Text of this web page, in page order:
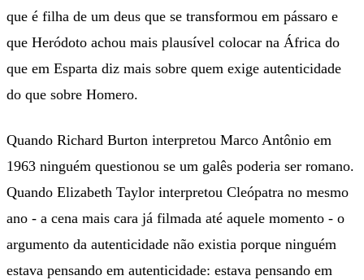
que é filha de um deus que se transformou em pássaro e
que Heródoto achou mais plausível colocar na África do
que em Esparta diz mais sobre quem exige autenticidade
do que sobre Homero.
Quando Richard Burton interpretou Marco Antônio em
1963 ninguém questionou se um galês poderia ser romano.
Quando Elizabeth Taylor interpretou Cleópatra no mesmo
ano - a cena mais cara já filmada até aquele momento - o
argumento da autenticidade não existia porque ninguém
estava pensando em autenticidade: estava pensando em